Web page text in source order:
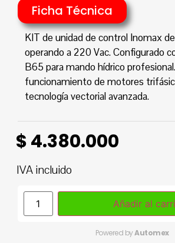
Ficha Técnica
KIT de unidad de control Inomax
operando a 220 Vac. Configurado
B65 para mando hídrico
funcionamiento de motores
tecnología vectorial avanzada.
$4.380.000
IVA incluido
Añadir al
Powered byAutomex